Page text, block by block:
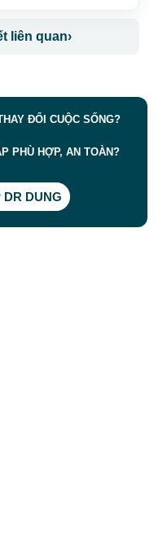
liên quan›
ĐỔI CUỘC SỐNG?
PHÙ HỢP, AN TOÀN?
DUNG